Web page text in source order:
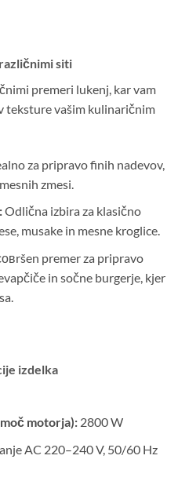
siti
premeri lukenj, kar vam
teksture vašim kulinaričnim
za pripravo finih nadevov,
zmesi.
Odlična izbira za klasično
musake in mesne kroglice.
premer za pripravo
in sočne burgerje, kjer
izdelka
motorja):2800 W
AC 220–240 V, 50/60 Hz